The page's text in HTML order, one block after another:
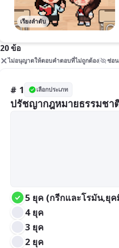
เรียงลำดับ
20 ข้อ
ไม่อนุญาตให้ตอบคำตอบที่ไม่ถูกต้อง ซ่อ
# 1 เลือกประเภท
ปรัชญากฎหมายธรรมชา
5 ยุค (กรีกและโรมัน,ยุ
4 ยุค
3 ยุค
2 ยุค